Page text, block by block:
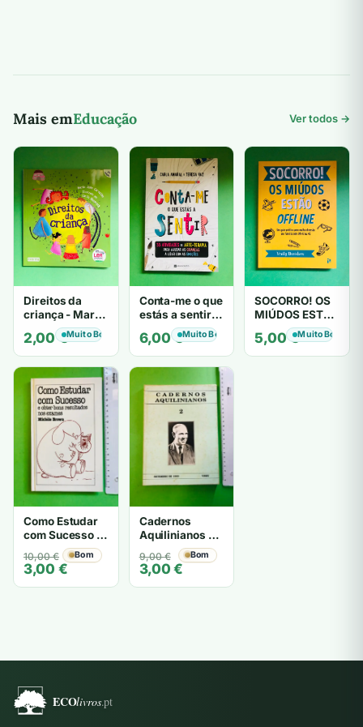
Mais emEducação Ver todos →
Direitos da
criança - Maria
João Carvalho
2,00€Muito Bom
Conta-me o que
estás a sentir -
Carla Amaral e
Teresa Vaz
6,00€Muito Bom
SOCORRO! OS
MIÚDOS ESTÃO
OFFLINE -
Verity
Davidson
5,00€Muito Bom
Como Estudar
com Sucesso e
obter bons
resultados nos
exames -
Michèle Brown
10,00€
O
preço
original
3,00 €
O
preço
atual
Bom
Cadernos
Aquilinianos -
Desconhecido
9,00€
O
preço
original
3,00€
O
preço
atual
Bom